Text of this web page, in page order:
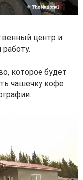
центр и
которое будет
чашечку кофе